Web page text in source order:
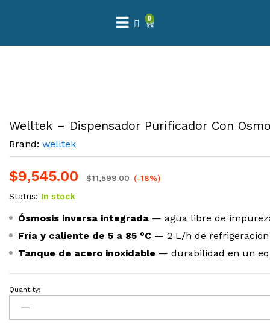
0
Welltek – Dispensador Purificador Con
Brand: welltek
$9,545.00 $11,599.00 (-18%)
Status: In stock
Ósmosis inversa integrada — agua libre de
Fría y caliente de 5 a 85 °C — 2 L/h de
Tanque de acero inoxidable — durabilidad en un
Quantity: